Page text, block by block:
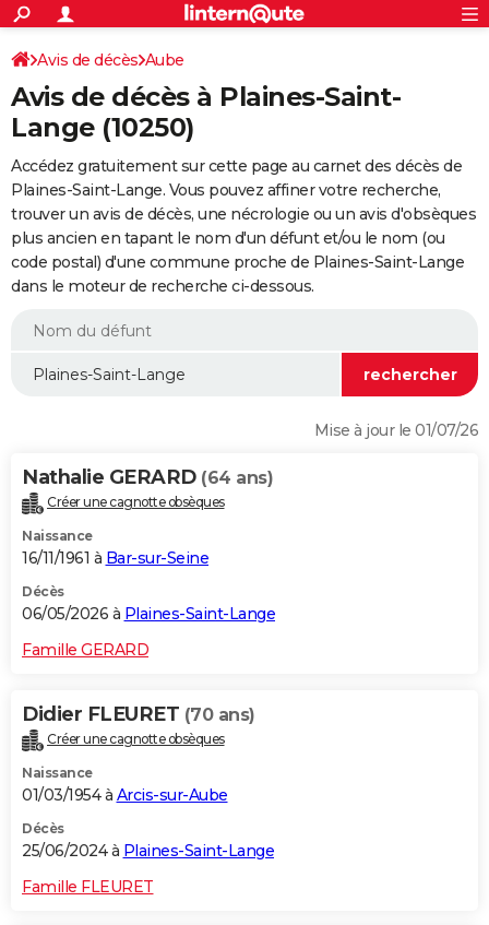
ACTUALITÉS
Politique
Société
Faits Divers
Education
Monde
Villes
+
SPORT
Coupe du monde 2026
Football
Tennis
Cyclisme
Rugby
Forum
FINANCE
Retraite
Impôts
Epargne
Immobilier
Risques naturels par ville
Banque
Assurance
Crédit
Essais
Réserver un essai
Citadines
Berlines
SUV
Forum auto
+
HIGH-TECH
Mobiles
Meilleur smartphone
Internet
Ordinateurs
Jeux vidéo
Guide high-tech
+
BRICOLAGE
Forum
Aménagement intérieur
Extérieur
Cuisine
Salle de bains
Jardinage
Rangement
WEEK-END
Guides de France
Escapades
Patrimoine
Expositions
Musées
Week-end nature
LIFESTYLE
Alimentation
Guide de la santé
Maladies
Médicaments
Sommeil
VOYAGE
Destinations
City break
Voyage nature
Voyage de noces
Forum
Climat
+PHOTO
GUIDES D'ACHAT
BONS PLANS
CARTE DE VOEUX
Dictionnaire
Biographies
Citations
Expressions
Proverbes
PROGRAMME TV
COPAINS D'AVANT
S'inscrire
Se connecter
Lycées
Collèges
Primaires
Universités
Entreprises
Service militaire
Avis de recherche
AVIS DE DÉCÈS
Avis de décès Aube
Avis de décès à Plaines-Saint-
Lange (10250)
Accédez gratuitement sur cette page au carnet des décès de
Plaines-Saint-Lange. Vous pouvez affiner votre recherche,
trouver un avis de décès, une nécrologie ou un avis d'obsèques
plus ancien en tapant le nom d'un défunt et/ou le nom (ou
code postal) d'une commune proche de Plaines-Saint-Lange
dans le moteur de recherche ci-dessous.
Mise à jour le 01/07/26
Nathalie GERARD (64 ans)
Créer une cagnotte obsèques
Naissance
16/11/1961 à Bar-sur-Seine
Décès
06/05/2026 à Plaines-Saint-Lange
Famille GERARD
Didier FLEURET (70 ans)
Créer une cagnotte obsèques
Naissance
01/03/1954 à Arcis-sur-Aube
Décès
25/06/2024 à Plaines-Saint-Lange
Famille FLEURET